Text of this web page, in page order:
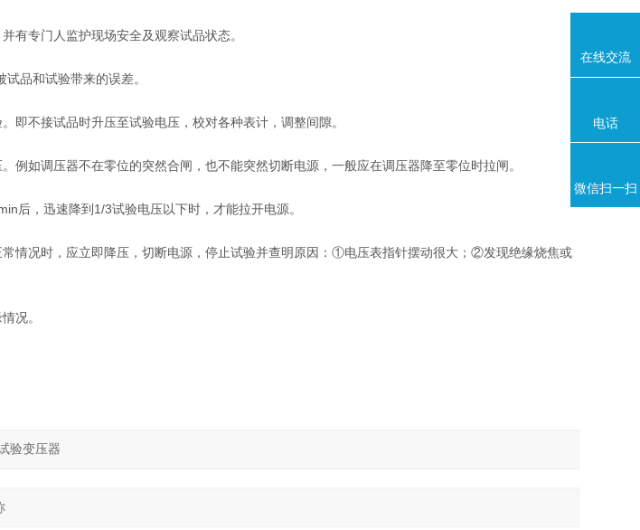
有专门人监护现场安全及观察试品状态。
试品和试验带来的误差。
即不接试品时升压至试验电压，校对各种表计，调整间隙。
例如调压器不在零位的突然合闸，也不能突然切断电源，一般应在调压器降至零位时拉闸。
后，迅速降到1/3试验电压以下时，才能拉开电源。
常情况时，应立即降压，切断电源，停止试验并查明原因：①电压表指针摆动很大；②发现绝缘烧焦或
况。
在线交流
电话
微信扫一扫